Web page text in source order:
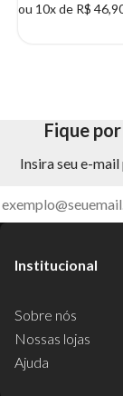
ou 10x de R$
Fique
Insira seu e-
Institucional
Sobre nós
Nossas lojas
Ajuda